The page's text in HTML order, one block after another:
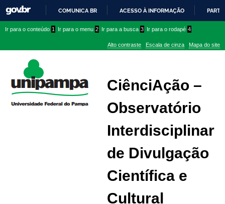
PARA
CONTEÚDO
COMUNICA BR ACESSO À INFORMAÇÃO
conteúdo
menu
superior
menu
Ir para o conteúdo 1 Ir para o menu 2 Ir para a busca 3 Ir para o rodapé 4
Alto contraste Escala de cinza Mapa do site
CiênciAção –
Observatório
Interdisciplinar
de Divulgação
Científica e
Cultural